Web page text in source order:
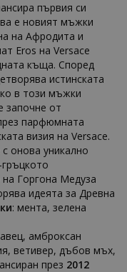
първия си
е новият мъжки
на Афродита и
Eros на Versace
къща. Според
истинската
в този мъжки
започне от
парфюмната
визия на Versace.
онова уникално
Горгона Медуза
идеята за Древна
: мента, зелена
амброксан
ветивер, дъбов мъх,
през 2012